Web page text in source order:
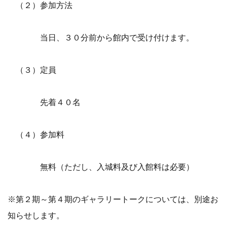
（２）参加方法
当日、３０分前から館内で受け付けます。
（３）定員
先着４０名
（４）参加料
無料（ただし、入城料及び入館料は必要）
※第２期～第４期のギャラリートークについては、別途お
知らせします。